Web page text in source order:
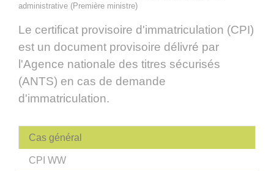
administrative (Première ministre)
Le certificat provisoire d'immatriculation (CPI)
est un document provisoire délivré par
l'Agence nationale des titres sécurisés
(ANTS) en cas de demande
d'immatriculation.
Cas général
CPI WW